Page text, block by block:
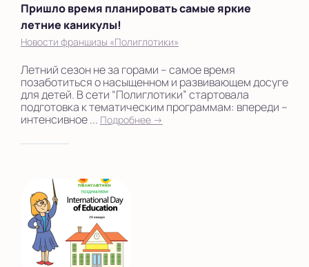
Пришло время планировать самые яркие
летние каникулы!
Новости франшизы «Полиглотики»
Летний сезон не за горами – самое время
позаботиться о насыщенном и развивающем досуге
для детей. В сети “Полиглотики” стартовала
подготовка к тематическим программам: впереди –
интенсивное ... Подробнее →